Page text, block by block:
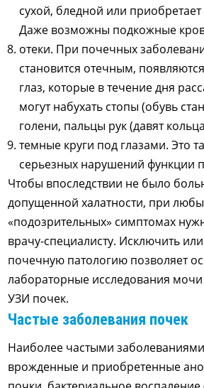
сухой, бледной или
Даже возможны подкожные
отеки. При почечных
становится отечным,
глаз, которые в течение дня
могут набухать стопы (обувь
голени, пальцы рук (давят
темные круги под глазами. Это
серьезных нарушений функции
Чтобы впоследствии не было
допущенной халатности, при
«подозрительных» симптомах
врачу-специалисту. Исключить
почечную патологию позволяет
лабораторные исследования
УЗИ почек.
Частые заболевания почек
Наиболее частыми
врожденные и приобретенные